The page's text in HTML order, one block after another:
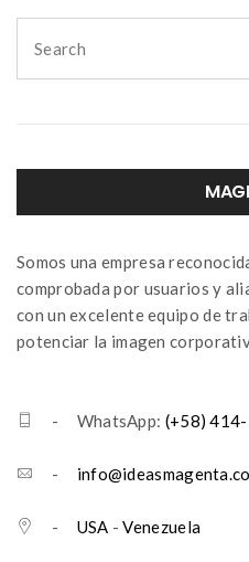
for:
Somos una empresa
comprobada por usuarios y
con un excelente equipo de
potenciar la imagen
- WhatsApp: (+58)
-
- USA -Venezuela